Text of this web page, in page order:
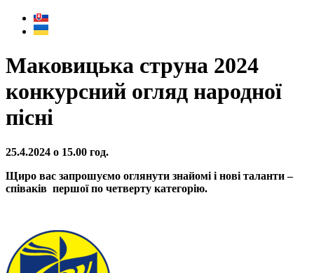
Маковицька струна 2024
конкурсний огляд народної
пісні
25.4.2024 о 15.00 год.
Щиро вас запрошуємо оглянути знайомі і нові таланти –
співаків першої по четвертy категорію.